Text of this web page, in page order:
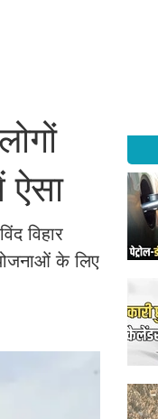
ऐसा
विहार
के लिए